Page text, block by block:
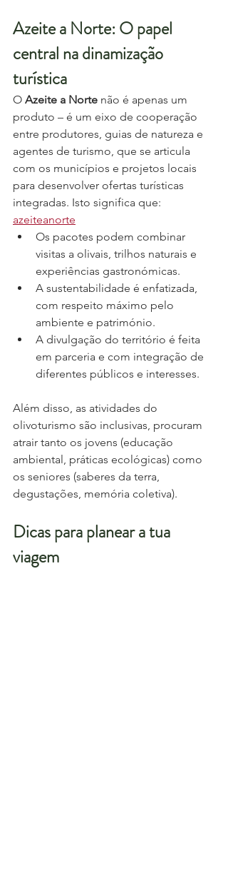
Azeite a Norte: O papel
central na dinamização
turística
O Azeite a Norte não é apenas um
produto – é um eixo de cooperação
entre produtores, guias de natureza e
agentes de turismo, que se articula
com os municípios e projetos locais
para desenvolver ofertas turísticas
integradas. Isto significa que:
azeiteanorte
Os pacotes podem combinar
visitas a olivais, trilhos naturais e
experiências gastronómicas.
A sustentabilidade é enfatizada,
com respeito máximo pelo
ambiente e património.
A divulgação do território é feita
em parceria e com integração de
diferentes públicos e interesses.
Além disso, as atividades do
olivoturismo são inclusivas, procuram
atrair tanto os jovens (educação
ambiental, práticas ecológicas) como
os seniores (saberes da terra,
degustações, memória coletiva).
Dicas para planear a tua
viagem